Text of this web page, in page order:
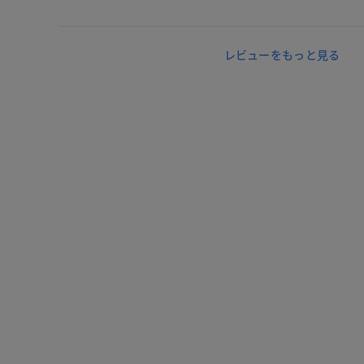
レビューをもっと見る